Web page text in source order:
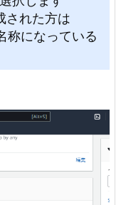
された方は
称になっている